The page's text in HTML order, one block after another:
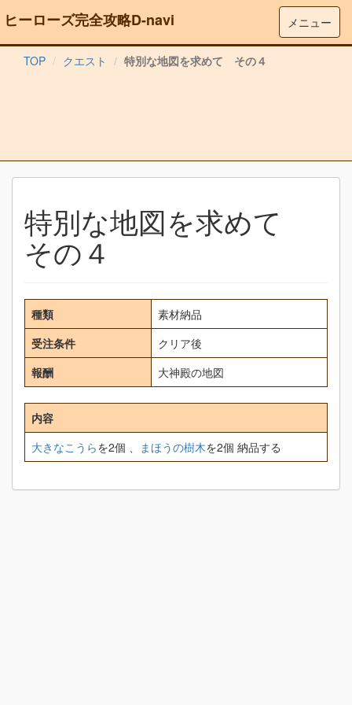
メニュー
ヒーローズ完全攻略D-navi
TOP クエスト 特別な地図を求めて その４
特別な地図を求めて
その４
種類
素材納品
受注条件
クリア後
報酬
大神殿の地図
内容
大きなこうらを2個 、 まほうの樹木を2個 納品する